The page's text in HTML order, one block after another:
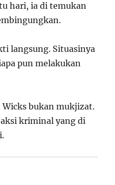
hari, ia di temukan
langsung. Situasinya
pun melakukan
bukan mukjizat.
kriminal yang di